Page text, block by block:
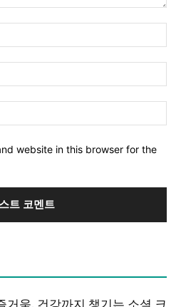
website in this browser for the